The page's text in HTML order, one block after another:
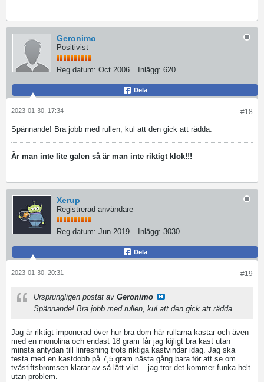
Geronimo
Positivist
Reg.datum: Oct 2006 Inlägg: 620
Dela
#18
2023-01-30, 17:34
Spännande! Bra jobb med rullen, kul att den gick att rädda.
Är man inte lite galen så är man inte riktigt klok!!!
Xerup
Registrerad användare
Reg.datum: Jun 2019 Inlägg: 3030
Dela
#19
2023-01-30, 20:31
Ursprungligen postat av Geronimo
Spännande! Bra jobb med rullen, kul att den gick att rädda.
Jag är riktigt imponerad över hur bra dom här rullarna kastar och även
med en monolina och endast 18 gram får jag löjligt bra kast utan
minsta antydan till linresning trots riktiga kastvindar idag. Jag ska
testa med en kastdobb på 7,5 gram nästa gång bara för att se om
tvåstiftsbromsen klarar av så lätt vikt... jag tror det kommer funka helt
utan problem.